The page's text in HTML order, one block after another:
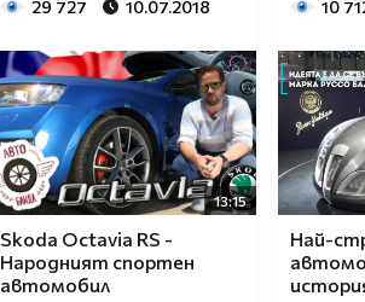
29 727 10.07.2018 10
13:15
Skoda Octavia RS -
Народният спортен
автомобил
Най-